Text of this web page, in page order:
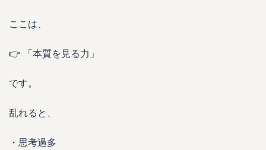
ここは、
👉 「本質を見る力」
です。
乱れると、
・思考過多